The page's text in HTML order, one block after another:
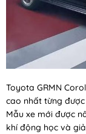
Toyota GRMN
cao nhất từng
Mẫu xe mới được
khí động học và